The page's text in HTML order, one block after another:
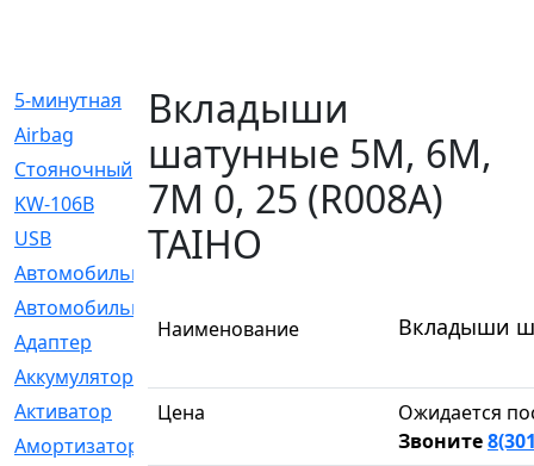
5-минутная
[1]
Airbag
[18]
Cтояночный
[1]
KW-106B
[0]
USB
[6]
Автомобильное
Автомобильный
Адаптер
[3]
Аккумулятор
Активатор
Амортизатор
Вкладыши
шатунные 5M, 6M,
7M 0, 25 (R008A)
TAIHO
Наименование Вкладыши
Цена
Ожидается
Звоните